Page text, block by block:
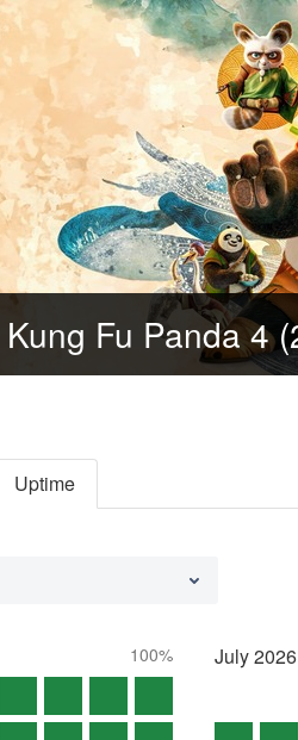
Uptime
100% July2026